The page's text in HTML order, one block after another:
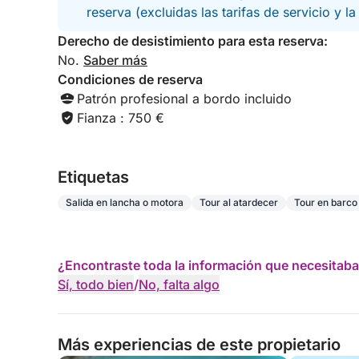
mismísimo Zeus), sino que también es un lugar
como la Albinaria retusa y la Carlina diae. A
este viaje les da tiempo para explorar un lugar
y luego relajarse mientras el cielo se desvanece
El tamaño reducido del grupo garantiza una
diferente, este crucero al atardecer te ofrece un
inolvidable.
Dia bañada por su luz dorada!
reserva (excluidas las tarifas de servicio y
Derecho de desistimiento para esta reserva:
No. Saber más
Condiciones de reserva
Patrón profesional a bordo incluido
Fianza : 750 €
Etiquetas
Salida en lancha o motora Tour al atardecer Tour en
¿Encontraste toda la información que
Sí, todo bien/No, falta algo
Más experiencias de este propietario